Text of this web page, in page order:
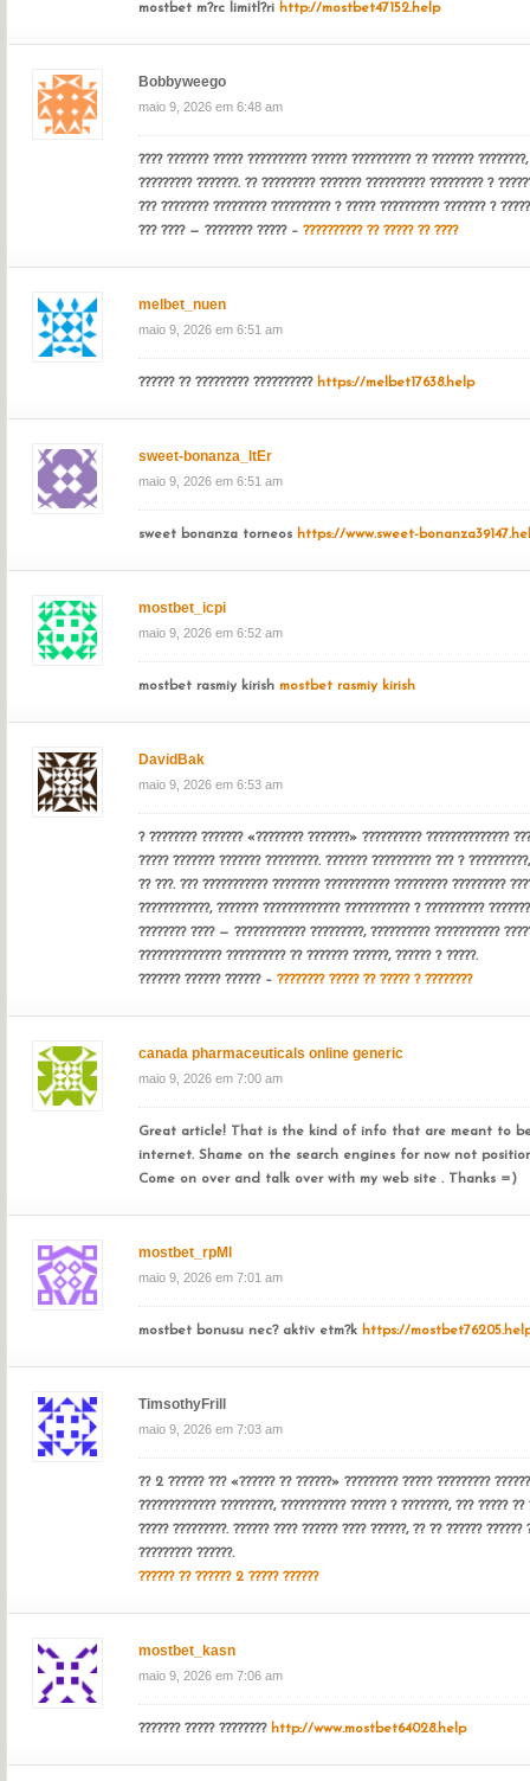
mostbet m?rc limitl?ri http://mostbet47152.help
Bobbyweego
maio 9, 2026 em 6:48 am
???? ??????? ????? ?????????? ?????? ?????????? ?? ???????
????????? ???????. ?? ????????? ??????? ?????????? ????????? ?
??? ???????? ????????? ?????????? ? ????? ?????????? ??????? ?
??? ???? — ???????? ????? – ?????????? ?? ????? ?? ????
melbet_nuen
maio 9, 2026 em 6:51 am
?????? ?? ????????? ?????????? https://melbet17638.help
sweet-bonanza_ltEr
maio 9, 2026 em 6:51 am
sweet bonanza torneos https://www.sweet-
mostbet_icpi
maio 9, 2026 em 6:52 am
mostbet rasmiy kirish mostbet rasmiy kirish
DavidBak
maio 9, 2026 em 6:53 am
? ???????? ??????? «???????? ???????» ?????????? ??????????????
????? ??????? ??????? ?????????. ??????? ?????????? ??? ?
?? ???. ??? ??????????? ???????? ??????????? ????????? ?????????
????????????, ??????? ????????????? ??????????? ? ??????????
???????? ???? — ???????????? ?????????, ?????????? ???????????
?????????????? ?????????? ?? ??????? ??????, ?????? ? ?????.
??????? ?????? ?????? – ???????? ????? ?? ????? ? ????????
canada pharmaceuticals online generic
maio 9, 2026 em 7:00 am
Great article! That is the kind of info that are meant to
internet. Shame on the search engines for now not
Come on over and talk over with my web site . Thanks =)
mostbet_rpMl
maio 9, 2026 em 7:01 am
mostbet bonusu nec? aktiv etm?k https://
TimsothyFrill
maio 9, 2026 em 7:03 am
?? 2 ?????? ??? «?????? ?? ??????» ????????? ????? ?????????
????????????? ?????????, ??????????? ?????? ? ????????, ??? ?????
????? ?????????. ?????? ???? ?????? ???? ??????, ?? ?? ?????? ??????
????????? ??????.
?????? ?? ?????? 2 ????? ??????
mostbet_kasn
maio 9, 2026 em 7:06 am
??????? ????? ???????? http://www.mostbet64028.help